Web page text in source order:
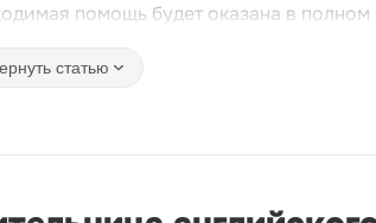
помощь будет оказана в полном
статью